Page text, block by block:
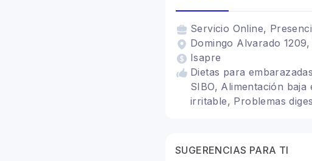
Servicio Online,
Domingo Alvarado
Isapre
Dietas para
SIBO, Alimentación
irritable, Problemas
SUGERENCIAS PARA TI